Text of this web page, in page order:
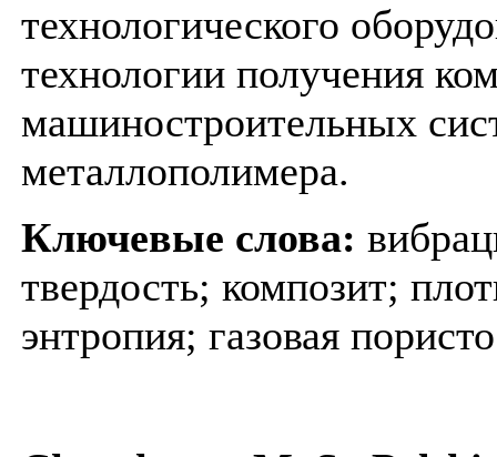
технологического
технологии получения
машиностроительных
металлополимера.
Ключевые слова:
твердость; композит;
энтропия; газовая